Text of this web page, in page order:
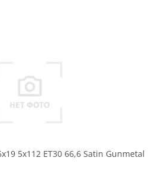
5x112 ET30 66,6 Satin Gunmetal